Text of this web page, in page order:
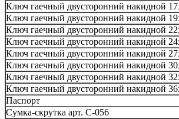
Ключ гаечный двусторонний накидной
Ключ гаечный двусторонний накидной
Ключ гаечный двусторонний накидной
Ключ гаечный двусторонний накидной
Ключ гаечный двусторонний накидной
Ключ гаечный двусторонний накидной
Ключ гаечный двусторонний накидной
Ключ гаечный двусторонний накидной
Паспорт
Сумка-скрутка арт. С-056